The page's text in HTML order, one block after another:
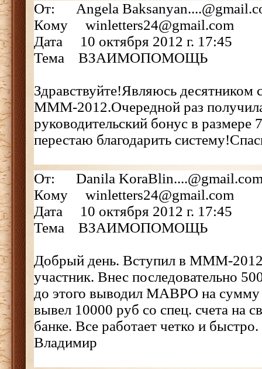
От: Angela
Кому winletters24@gmail.com
Дата 10 октября 2012 г. 17:45
Тема ВЗАИМОПОМОЩЬ
Здравствуйте!Являюсь десятником
МММ-2012.Очередной раз
руководительский бонус в размере
перестаю благодарить
От: Danila
Кому winletters24@gmail.com
Дата 10 октября 2012 г. 17:45
Тема ВЗАИМОПОМОЩЬ
Добрый день. Вступил в МММ-
участник. Внес последовательно
до этого выводил МАВРО на сумму
вывел 10000 руб со спец. счета на
банке. Все работает четко и
Владимир